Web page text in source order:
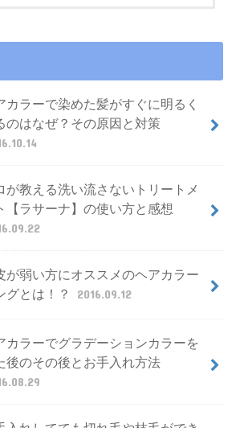
カラーで染めた髪がすぐに明るく
のはなぜ？その原因と対策
が教える洗い流さないトリートメ
【ラサーナ】の使い方と感想
が弱い方にオススメのヘアカラー
グとは！？
2016.09.12
カラーでグラデーションカラーを
後のその後とお手入れ方法